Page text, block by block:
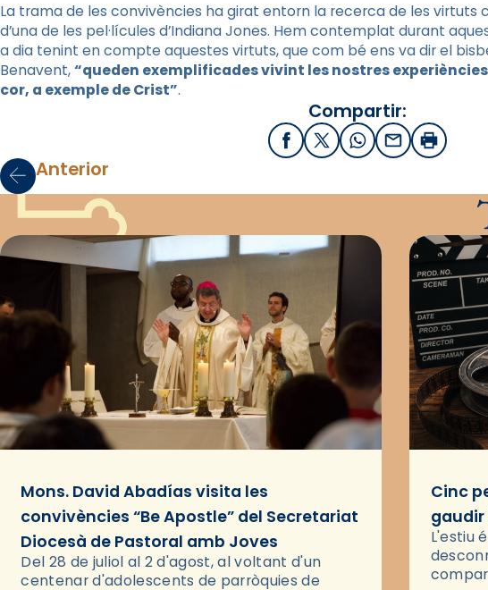
La trama de les convivències ha girat entorn la recerca de les virtuts
d’una de les pel·lícules d’Indiana Jones. Hem contemplat durant
a dia tenint en compte aquestes virtuts, que com bé ens va dir el
Benavent,“queden exemplificades vivint les nostres
cor, a exemple de Crist”.
Compartir:
FacebookX / Twitter
WhatsApp
EmailImprimir
Anterior
Mons. David Abadías visita les
convivències “Be Apostle” del Secretariat
Diocesà de Pastoral amb Joves
Del 28 de juliol al 2 d'agost, al voltant d'un
centenar d'adolescents de parròquies de
Cinc
L'estiu